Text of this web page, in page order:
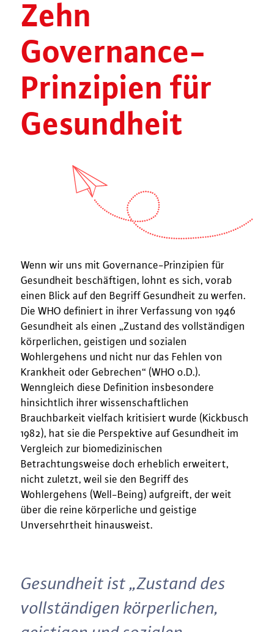
Zehn
Governance-
Prinzipien für
Gesundheit
Wenn wir uns mit Governance-Prinzipien für
Gesundheit beschäftigen, lohnt es sich, vorab
einen Blick auf den Begriff Gesundheit zu werfen.
Die WHO definiert in ihrer Verfassung von 1946
Gesundheit als einen „Zustand des vollständigen
körperlichen, geistigen und sozialen
Wohlergehens und nicht nur das Fehlen von
Krankheit oder Gebrechen“ (WHO o.D.).
Wenngleich diese Definition insbesondere
hinsichtlich ihrer wissenschaftlichen
Brauchbarkeit vielfach kritisiert wurde (Kickbusch
1982), hat sie die Perspektive auf Gesundheit im
Vergleich zur biomedizinischen
Betrachtungsweise doch erheblich erweitert,
nicht zuletzt, weil sie den Begriff des
Wohlergehens (Well-Being) aufgreift, der weit
über die reine körperliche und geistige
Unversehrtheit hinausweist.
Gesundheit ist „Zustand des
vollständigen körperlichen,